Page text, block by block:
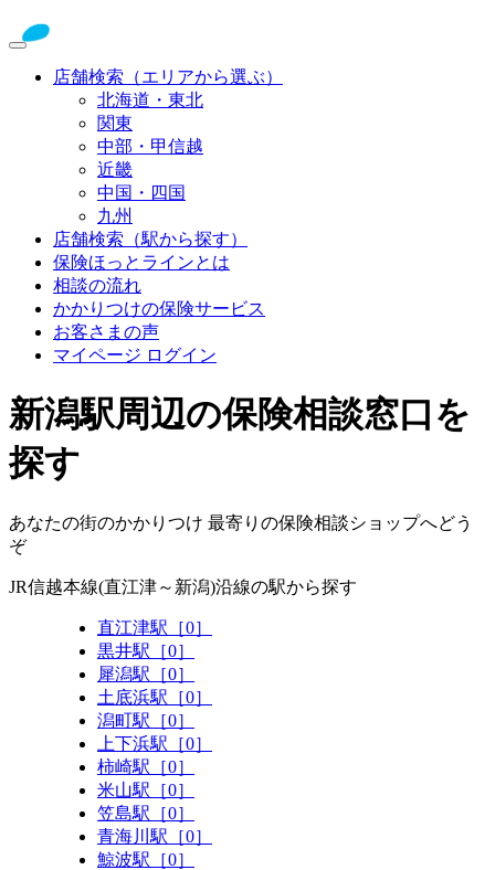
店舗検索（エリアから選ぶ）
北海道・東北
関東
中部・甲信越
近畿
中国・四国
九州
店舗検索（駅から探す）
保険ほっとラインとは
相談の流れ
かかりつけの保険サービス
お客さまの声
マイページ ログイン
新潟駅周辺の保険相談窓口を
探す
あなたの街のかかりつけ 最寄りの保険相談ショップへどう
ぞ
JR信越本線(直江津～新潟)沿線の駅から探す
直江津駅［0］
黒井駅［0］
犀潟駅［0］
土底浜駅［0］
潟町駅［0］
上下浜駅［0］
柿崎駅［0］
米山駅［0］
笠島駅［0］
青海川駅［0］
鯨波駅［0］